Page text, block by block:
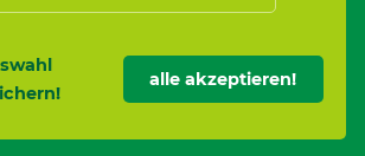
alle akzeptieren!